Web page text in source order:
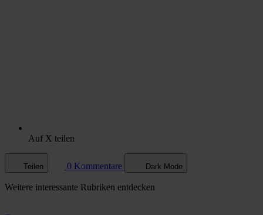
Auf X teilen
Teilen 0 Kommentare Dark Mode
Weitere interessante Rubriken entdecken